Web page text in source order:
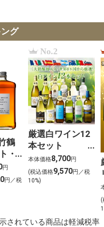
グ
鶴
・
ル
本セ
ご
円
円／税
No.2
厳選白ワイン12
本セット
750ml×12
本体価格8,700円
(税込価格9,570円／税
10%)
(
されている商品は軽減税率